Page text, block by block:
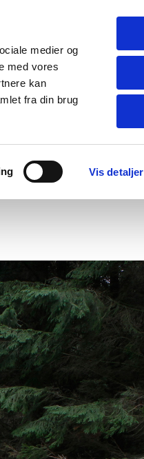
medier og
med vores
kan
fra din brug
Vis detaljer
blog contact